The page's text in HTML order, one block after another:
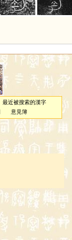
最近被搜索的漢字
意見簿